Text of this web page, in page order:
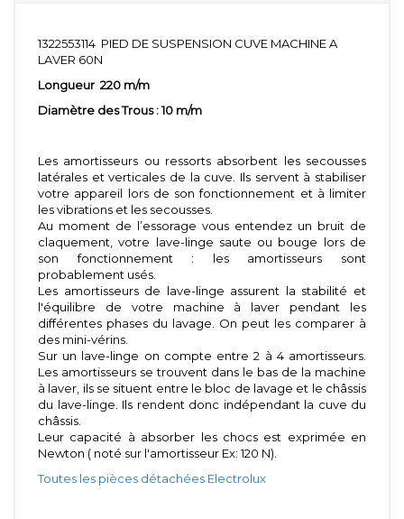
1322553114 PIED DE SUSPENSION CUVE MACHINE A
LAVER 60N
Longueur 220 m/m
Diamètre des Trous : 10 m/m
Les amortisseurs ou ressorts absorbent les secousses
latérales et verticales de la cuve. Ils servent à stabiliser
votre appareil lors de son fonctionnement et à limiter
les vibrations et les secousses.
Au moment de l’essorage vous entendez un bruit de
claquement, votre lave-linge saute ou bouge lors de
son fonctionnement : les amortisseurs sont
probablement usés.
Les amortisseurs de lave-linge assurent la stabilité et
l'équilibre de votre machine à laver pendant les
différentes phases du lavage. On peut les comparer à
des mini-vérins.
Sur un lave-linge on compte entre 2 à 4 amortisseurs.
Les amortisseurs se trouvent dans le bas de la machine
à laver, ils se situent entre le bloc de lavage et le châssis
du lave-linge. Ils rendent donc indépendant la cuve du
châssis.
Leur capacité à absorber les chocs est exprimée en
Newton ( noté sur l'amortisseur Ex: 120 N).
Toutes les pièces détachées Electrolux